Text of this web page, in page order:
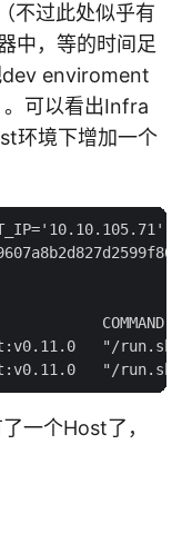
不过此处似乎有
中，等的时间足
enviroment
可以看出Infra
环境下增加一个
"/
一个Host了，